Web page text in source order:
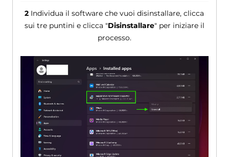
2 Individua il software che vuoi disinstallare, clicca
sui tre puntini e clicca "Disinstallare" per iniziare il
processo.